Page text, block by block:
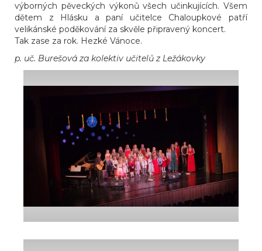
výborných pěveckých výkonů všech učinkujících. Všem
dětem z Hlásku a paní učitelce Chaloupkové patří
velikánské poděkování za skvěle připravený koncert.
Tak zase za rok. Hezké Vánoce.
p. uč. Burešová za kolektiv učitelů z Ležákovky